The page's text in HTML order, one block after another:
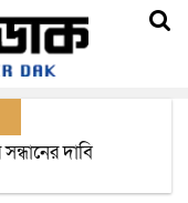
প্রকল্পের কাজ